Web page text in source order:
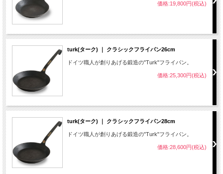
価格:19,800円(税込)
turk(ターク) ｜ クラシックフライパン26cm
ドイツ職人が創りあげる鍛造の"Turk"フライパン。
価格:25,300円(税込)
turk(ターク) ｜ クラシックフライパン28cm
ドイツ職人が創りあげる鍛造の"Turk"フライパン。
価格:28,600円(税込)